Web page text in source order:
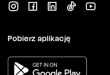
Pobierz aplikację